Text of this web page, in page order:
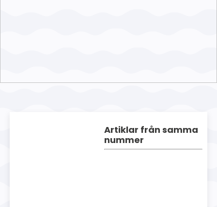
Artiklar från samma
nummer